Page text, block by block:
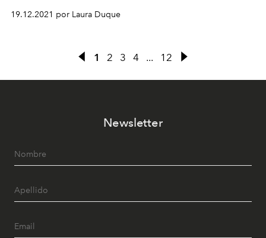
19.12.2021 por Laura Duque
1 2 3 4 ... 12
Newsletter